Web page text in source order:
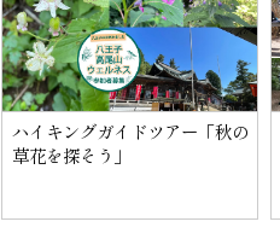
ハイキングガイドツアー「秋の
草花を探そう」